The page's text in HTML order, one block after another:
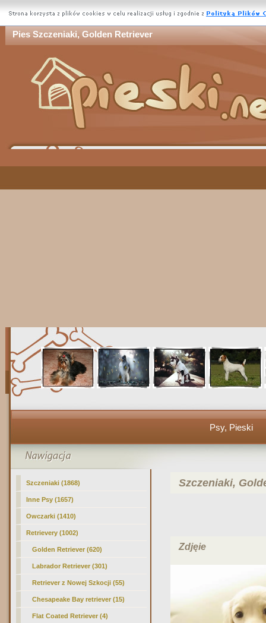
Pies Szczeniaki, Golden Retriever
Psy, Pieski
Szczeniaki (1868)
Inne Psy (1657)
Owczarki (1410)
Retrievery (1002)
Golden Retriever (620)
Labrador Retriever (301)
Retriever z Nowej Szkocji (55)
Chesapeake Bay retriever (15)
Flat Coated Retriever (4)
Szczeniaki,
Zdjęie